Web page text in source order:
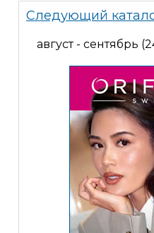
Следующий
август - сентябрь